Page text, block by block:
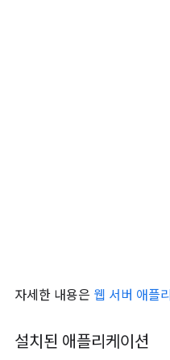
자세한 내용은 웹 서버 애플
설치된 애플리케이션